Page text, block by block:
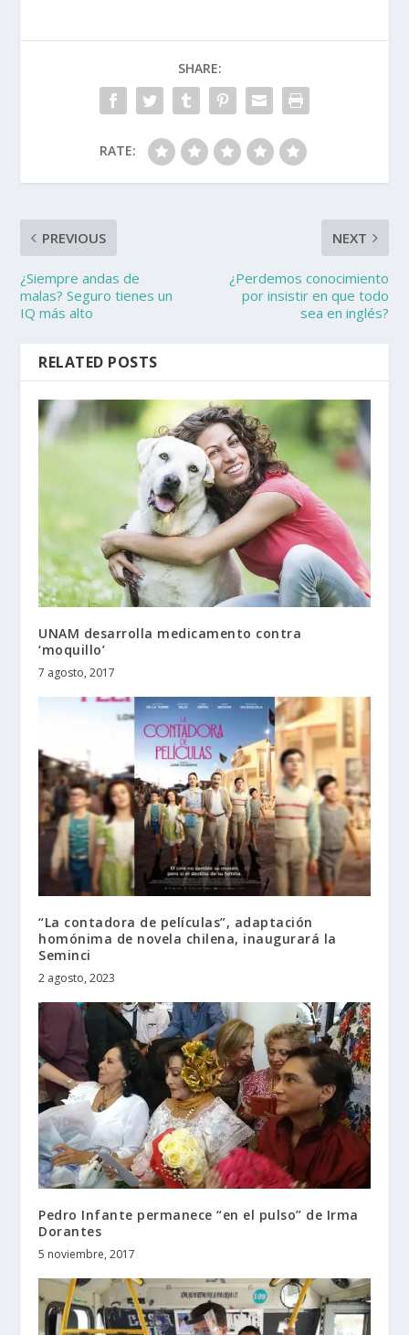
SHARE:
RATE:
PREVIOUS
¿Siempre andas de
malas? Seguro tienes un
IQ más alto
NEXT
¿Perdemos conocimiento
por insistir en que todo
sea en inglés?
RELATED POSTS
UNAM desarrolla medicamento contra
‘moquillo’
7 agosto, 2017
“La contadora de películas”, adaptación
homónima de novela chilena, inaugurará la
Seminci
2 agosto, 2023
Pedro Infante permanece “en el pulso” de Irma
Dorantes
5 noviembre, 2017